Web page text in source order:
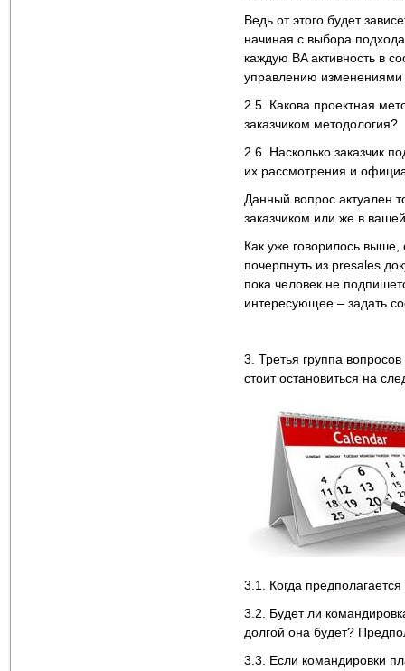
Ведь от этого будет
начиная с выбора
каждую BA активность в
управлению изменениями
2.5. Какова проектная
заказчиком методология?
2.6. Насколько заказчик
их рассмотрения и
Данный вопрос актуален
заказчиком или же в
Как уже говорилось
почерпнуть из presales
пока человек не
интересующее – задать
3. Третья группа
стоит остановиться на
3.1. Когда предполагается
3.2. Будет ли
долгой она будет?
3.3. Если командировки